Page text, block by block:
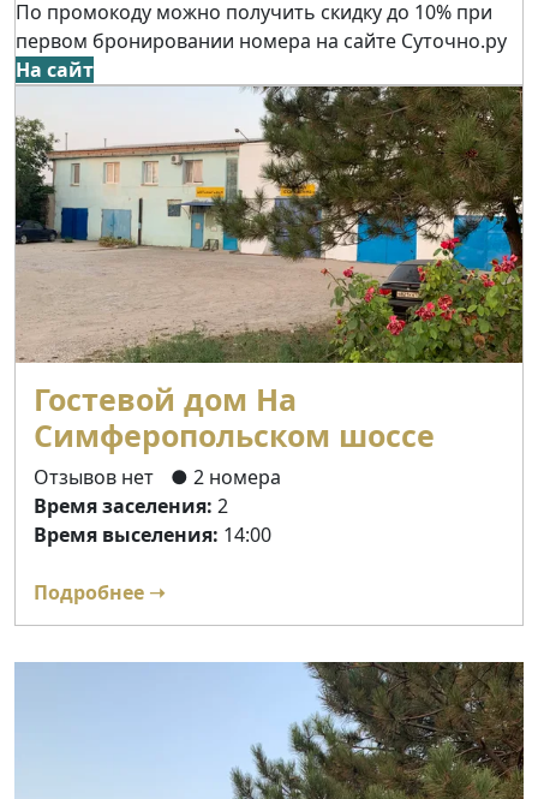
По промокоду можно получить скидку до 10% при
первом бронировании номера на сайте Суточно.ру
На сайт
Гостевой дом На
Симферопольском шоссе
Отзывов нет
● 2 номера
Время заселения: 2
Время выселения: 14:00
Подробнее ➝